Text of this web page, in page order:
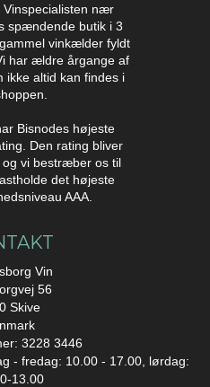
Vinspecialisten nær
spændende butik i 3
vinkælder fyldt
har ældre årgange af
ikke altid kan findes i
Bisnodes højeste
Den rating bliver
vi bestræber os til
det højeste
AAA.
Vin
56
Skive
3228 3446
- fredag: 10.00 - 17.00, lørdag:
13.00